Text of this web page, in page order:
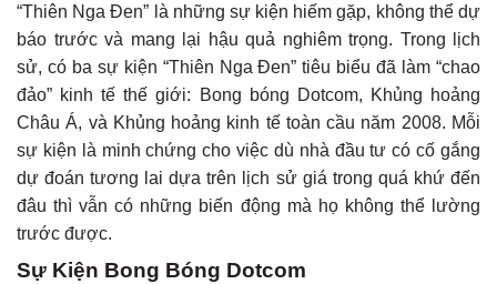
“Thiên Nga Đen” là những sự kiện hiếm gặp, không thể dự
báo trước và mang lại hậu quả nghiêm trọng. Trong lịch
sử, có ba sự kiện “Thiên Nga Đen” tiêu biểu đã làm “chao
đảo” kinh tế thế giới: Bong bóng Dotcom, Khủng hoảng
Châu Á, và Khủng hoảng kinh tế toàn cầu năm 2008. Mỗi
sự kiện là minh chứng cho việc dù nhà đầu tư có cố gắng
dự đoán tương lai dựa trên lịch sử giá trong quá khứ đến
đâu thì vẫn có những biến động mà họ không thể lường
trước được.
Sự Kiện Bong Bóng Dotcom